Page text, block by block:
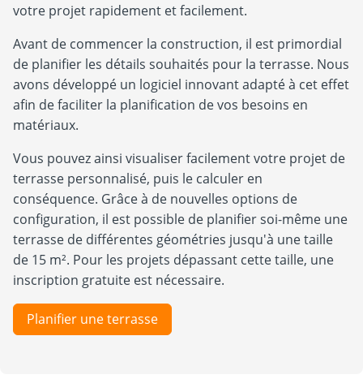
votre projet rapidement et facilement.
Avant de commencer la construction, il est primordial
de planifier les détails souhaités pour la terrasse. Nous
avons développé un logiciel innovant adapté à cet effet
afin de faciliter la planification de vos besoins en
matériaux.
Vous pouvez ainsi visualiser facilement votre projet de
terrasse personnalisé, puis le calculer en
conséquence. Grâce à de nouvelles options de
configuration, il est possible de planifier soi-même une
terrasse de différentes géométries jusqu'à une taille
de 15 m². Pour les projets dépassant cette taille, une
inscription gratuite est nécessaire.
Planifier une terrasse